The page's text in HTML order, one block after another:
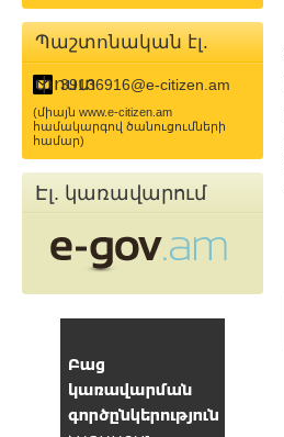
Պաշտոնական էլ.
փոստ
39136916@e-citizen.am
(միայն www.e-citizen.am
համակարգով ծանուցումների
համար)
Էլ. կառավարում